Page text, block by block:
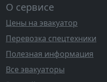
О сервисе
Цены на эвакуатор
Перевозка спецтехники
Полезная информация
Все эвакуаторы